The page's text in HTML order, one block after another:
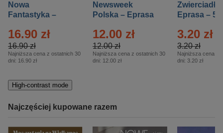
Nowa
Fantastyka –
16.90 zł
16.90 zł
Najniższa cena z ostatnich 30
dni: 16.90 zł
Newsweek
Polska – Eprasa
12.00 zł
12.00 zł
Najniższa cena z ostatnich 30
dni: 12.00 zł
Zwierciadło
Eprasa – 5/
3.20 zł
3.20 zł
Najniższa cena z
dni: 3.20 zł
High-contrast mode
Najczęściej kupowane razem